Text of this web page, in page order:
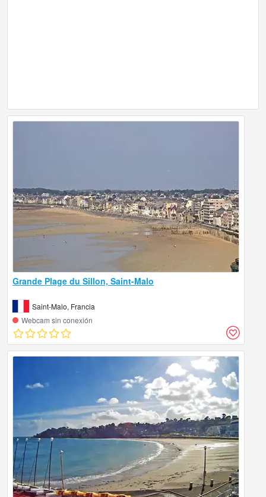
Grande Plage du Sillon, Saint-Malo
Saint-Malo, Francia
Webcam sin conexión